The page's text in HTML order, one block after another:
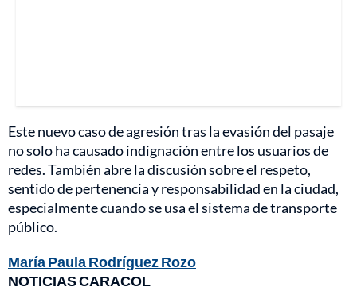
Este nuevo caso de agresión tras la evasión del pasaje
no solo ha causado indignación entre los usuarios de
redes. También abre la discusión sobre el respeto,
sentido de pertenencia y responsabilidad en la ciudad,
especialmente cuando se usa el sistema de transporte
público.
María Paula Rodríguez Rozo
NOTICIAS CARACOL